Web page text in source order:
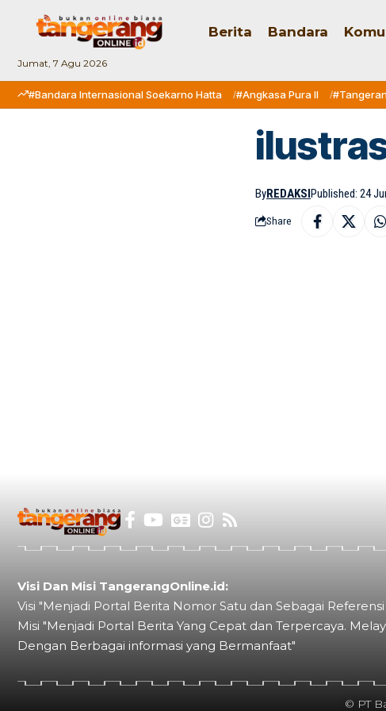
Jumat, 7 Agu 2026
Berita Bandara
#Bandara Internasional Soekarno Hatta #Angkasa Pura II
ByREDAKSIPublished: 24
Share
Visi Dan Misi TangerangOnline.id:
Visi "Menjadi Portal Berita Nomor Satu dan Sebagai
Misi "Menjadi Portal Berita Yang Cepat dan Terpercaya.
Dengan Berbagai informasi yang Bermanfaat"
© PT